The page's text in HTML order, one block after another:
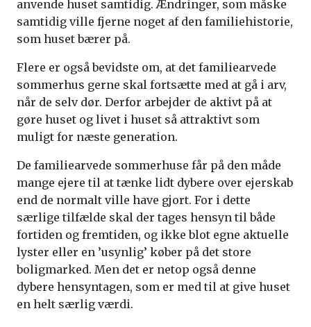
anvende huset samtidig. Ændringer, som måske
samtidig ville fjerne noget af den familiehistorie,
som huset bærer på.
Flere er også bevidste om, at det familiearvede
sommerhus gerne skal fortsætte med at gå i arv,
når de selv dør. Derfor arbejder de aktivt på at
gøre huset og livet i huset så attraktivt som
muligt for næste generation.
De familiearvede sommerhuse får på den måde
mange ejere til at tænke lidt dybere over ejerskab
end de normalt ville have gjort. For i dette
særlige tilfælde skal der tages hensyn til både
fortiden og fremtiden, og ikke blot egne aktuelle
lyster eller en ’usynlig’ køber på det store
boligmarked. Men det er netop også denne
dybere hensyntagen, som er med til at give huset
en helt særlig værdi.